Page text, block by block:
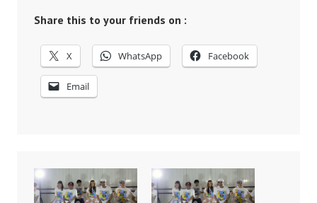
Share this to your friends on :
X WhatsApp Facebook
Email